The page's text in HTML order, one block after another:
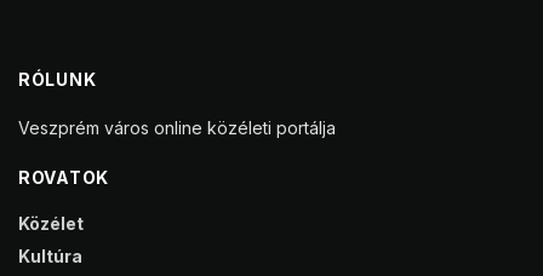
RÓLUNK
Veszprém város online közéleti portálja
ROVATOK
Közélet
Kultúra